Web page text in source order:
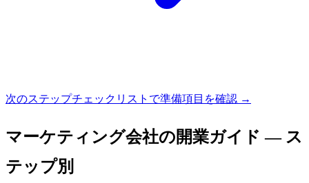
次のステップチェックリストで準備項目を確認 →
マーケティング会社の開業ガイド — ス
テップ別